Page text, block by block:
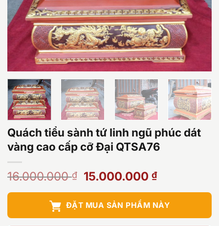
Quách tiểu sành tứ linh ngũ phúc dát
vàng cao cấp cỡ Đại QTSA76
16.000.000₫
Giá
là:
16.000.000 ₫.
15.000.000₫Giá
tại
là:
ĐẶT MUA SẢN PHẨM NÀY